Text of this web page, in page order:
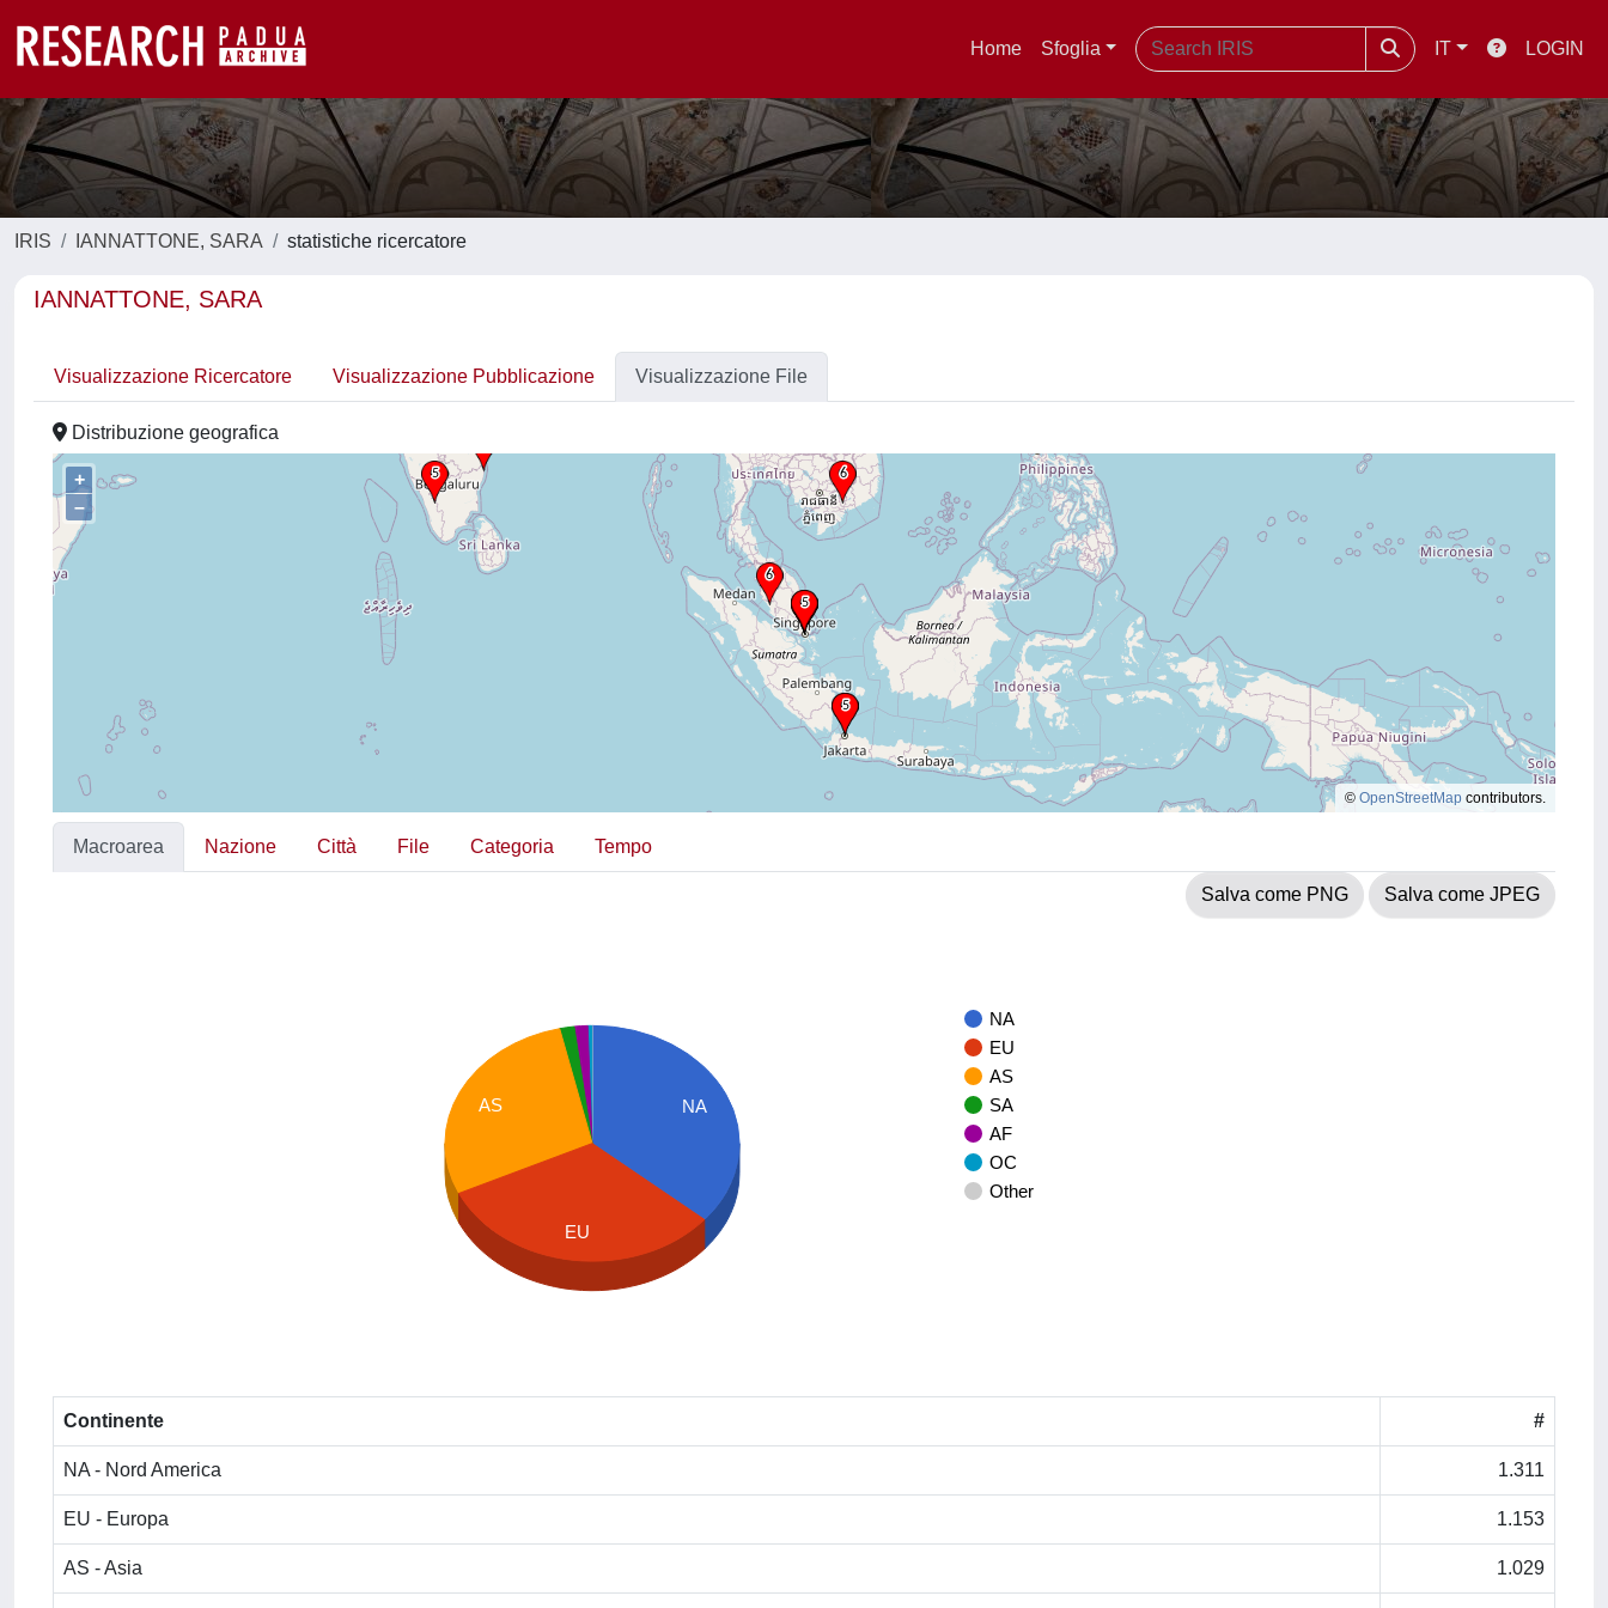
Home Sfoglia IT LOGIN
IRIS IANNATTONE, SARA statistiche ricercatore
IANNATTONE, SARA
Visualizzazione Ricercatore Visualizzazione Pubblicazione Visualizzazione File
Distribuzione geografica
+
–
© OpenStreetMap contributors.
Macroarea Nazione Città File Categoria Tempo
Salva come PNG Salva come JPEG
NA
EU
AS
SA
AF
OC
Other
NA
AS
EU
Continente #
NA - Nord America 1.311
EU - Europa 1.153
AS - Asia 1.029